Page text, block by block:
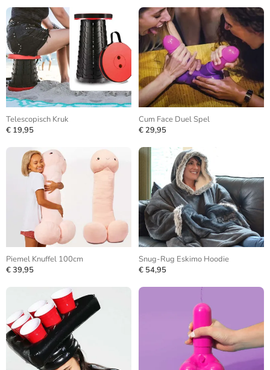
Telescopisch Kruk
€ 19,95
Cum Face Duel Spel
€ 29,95
Piemel Knuffel 100cm
€ 39,95
Snug-Rug Eskimo Hoodie
€ 54,95